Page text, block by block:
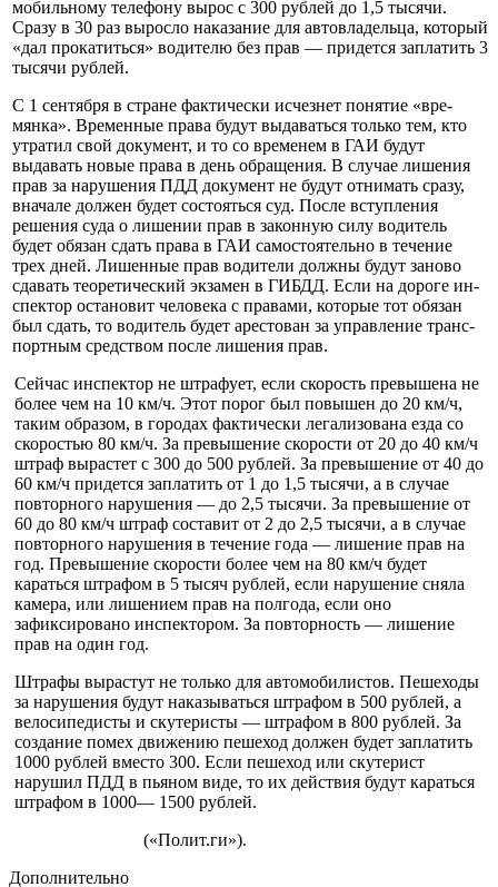
мобильному те­лефону вырос с 300 рублей до 1,5 тысячи.
Сразу в 30 раз вырос­ло наказание для автовладельца, который
«дал прокатиться» во­дителю без прав — придется за­платить 3
тысячи рублей.
С 1 сентября в стране фак­тически исчезнет понятие «вре­
мянка». Временные права бу­дут выдаваться только тем, кто
утратил свой документ, и то со временем в ГАИ будут
выдавать новые права в день обращения. В случае лишения
прав за на­рушения ПДД документ не бу­дут отнимать сразу,
вначале дол­жен будет состояться суд. После вступления
решения суда о ли­шении прав в законную силу во­дитель
будет обязан сдать права в ГАИ самостоятельно в тече­ние
трех дней. Лишенные прав водители должны будут заново
сдавать теоретический экзамен в ГИБДД. Если на дороге ин­
спектор остановит человека с правами, которые тот обязан
был сдать, то водитель будет арестован за управление транс­
портным средством после лише­ния прав.
Сейчас инспектор не штра­фует, если скорость превышена не
более чем на 10 км/ч. Этот порог был повышен до 20 км/ч,
таким образом, в городах фак­тически легализована езда со
скоростью 80 км/ч. За превы­шение скорости от 20 до 40 км/ч
штраф вырастет с 300 до 500 ру­блей. За превышение от 40 до
60 км/ч придется заплатить от 1 до 1,5 тысячи, а в случае
повторно­го нарушения — до 2,5 тысячи. За превышение от
60 до 80 км/ч штраф составит от 2 до 2,5 тыся­чи, а в случае
повторного нару­шения в течение года — лишение прав на
год. Превышение ско­рости более чем на 80 км/ч бу­дет
караться штрафом в 5 тысяч рублей, если нарушение сняла
камера, или лишением прав на полгода, если оно
зафиксирова­но инспектором. За повторность — лишение
прав на один год.
Штрафы вырастут не только для автомобилистов. Пешехо­ды
за нарушения будут наказы­ваться штрафом в 500 рублей, а
велосипедисты и скутеристы — штрафом в 800 рублей. За
соз­дание помех движению пешеход должен будет заплатить
1000 ру­блей вместо 300. Если пешеход или скутерист
нарушил ПДД в пьяном виде, то их действия бу­дут караться
штрафом в 1000— 1500 рублей.
(«Полит.ги»).
Дополнительно